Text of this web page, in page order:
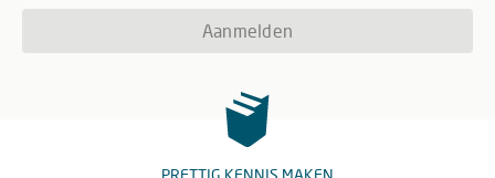
Aanmelden
PRETTIG KENNIS MAKEN